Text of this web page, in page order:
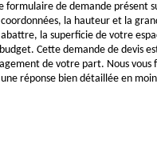
formulaire de demande présent
coordonnées, la hauteur et la
abattre, la superficie de votre
Cette demande de devis
de votre part. Nous vous
réponse bien détaillée en